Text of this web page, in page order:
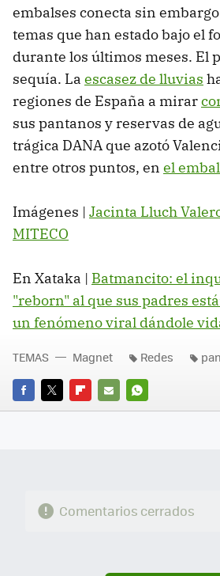
embalses conecta sin
temas que han estado bajo el
durante los últimos meses. El
sequía. La escasez de lluvias
regiones de España a mirar
sus pantanos y reservas de
trágica DANA que azotó
entre otros puntos, en el
Imágenes | Jacinta Lluch
MITECO
En Xataka | Batmancito: el
"reborn" al que sus padres
un fenómeno viral dándole
FACEBOOK
TWITTERFLIPBOARD
E-
WHATSAPP
TEMAS Magnet Redes
Comentarios cerrados